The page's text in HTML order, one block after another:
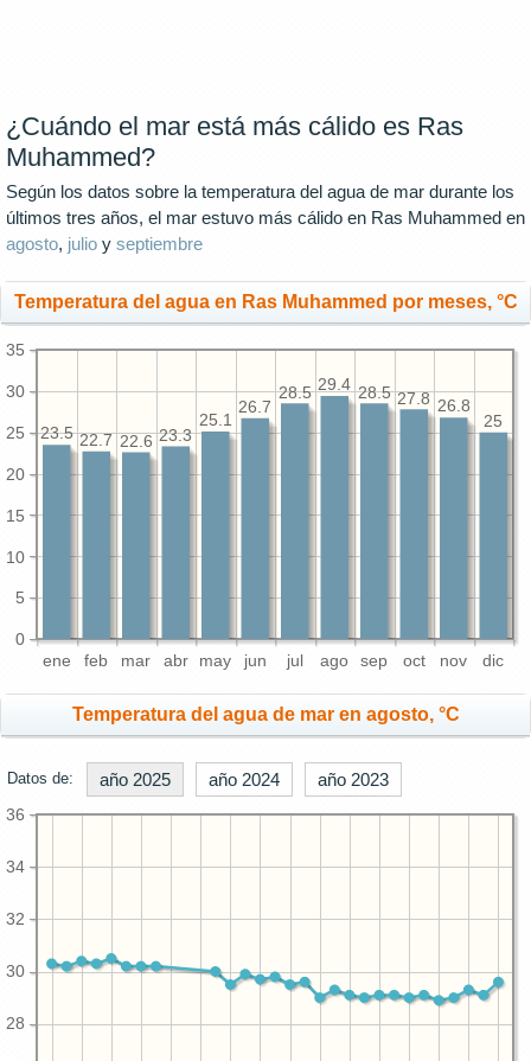
¿Cuándo el mar está más cálido es Ras
Muhammed?
Según los datos sobre la temperatura del agua de mar durante los
últimos tres años, el mar estuvo más cálido en Ras Muhammed en
agosto, julio y septiembre
Temperatura del agua en Ras Muhammed por meses, °C
ene feb mar abr may jun jul ago sep oct nov dic
0
5
10
15
20
25
30
35
25
26.8
27.8
28.5
29.4
28.5
26.7
25.1
23.3
22.6
22.7
23.5
Temperatura del agua de mar en agosto, °C
Datos de: año 2025 año 2024 año 2023
28
30
32
34
36